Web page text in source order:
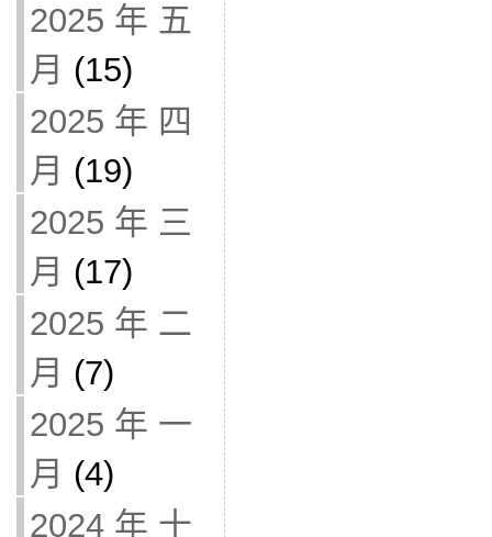
2025 年 五
月 (15)
2025 年 四
月 (19)
2025 年 三
月 (17)
2025 年 二
月 (7)
2025 年 一
月 (4)
2024 年 十